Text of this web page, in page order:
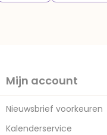
Mijn account
Nieuwsbrief voorkeuren
Kalenderservice